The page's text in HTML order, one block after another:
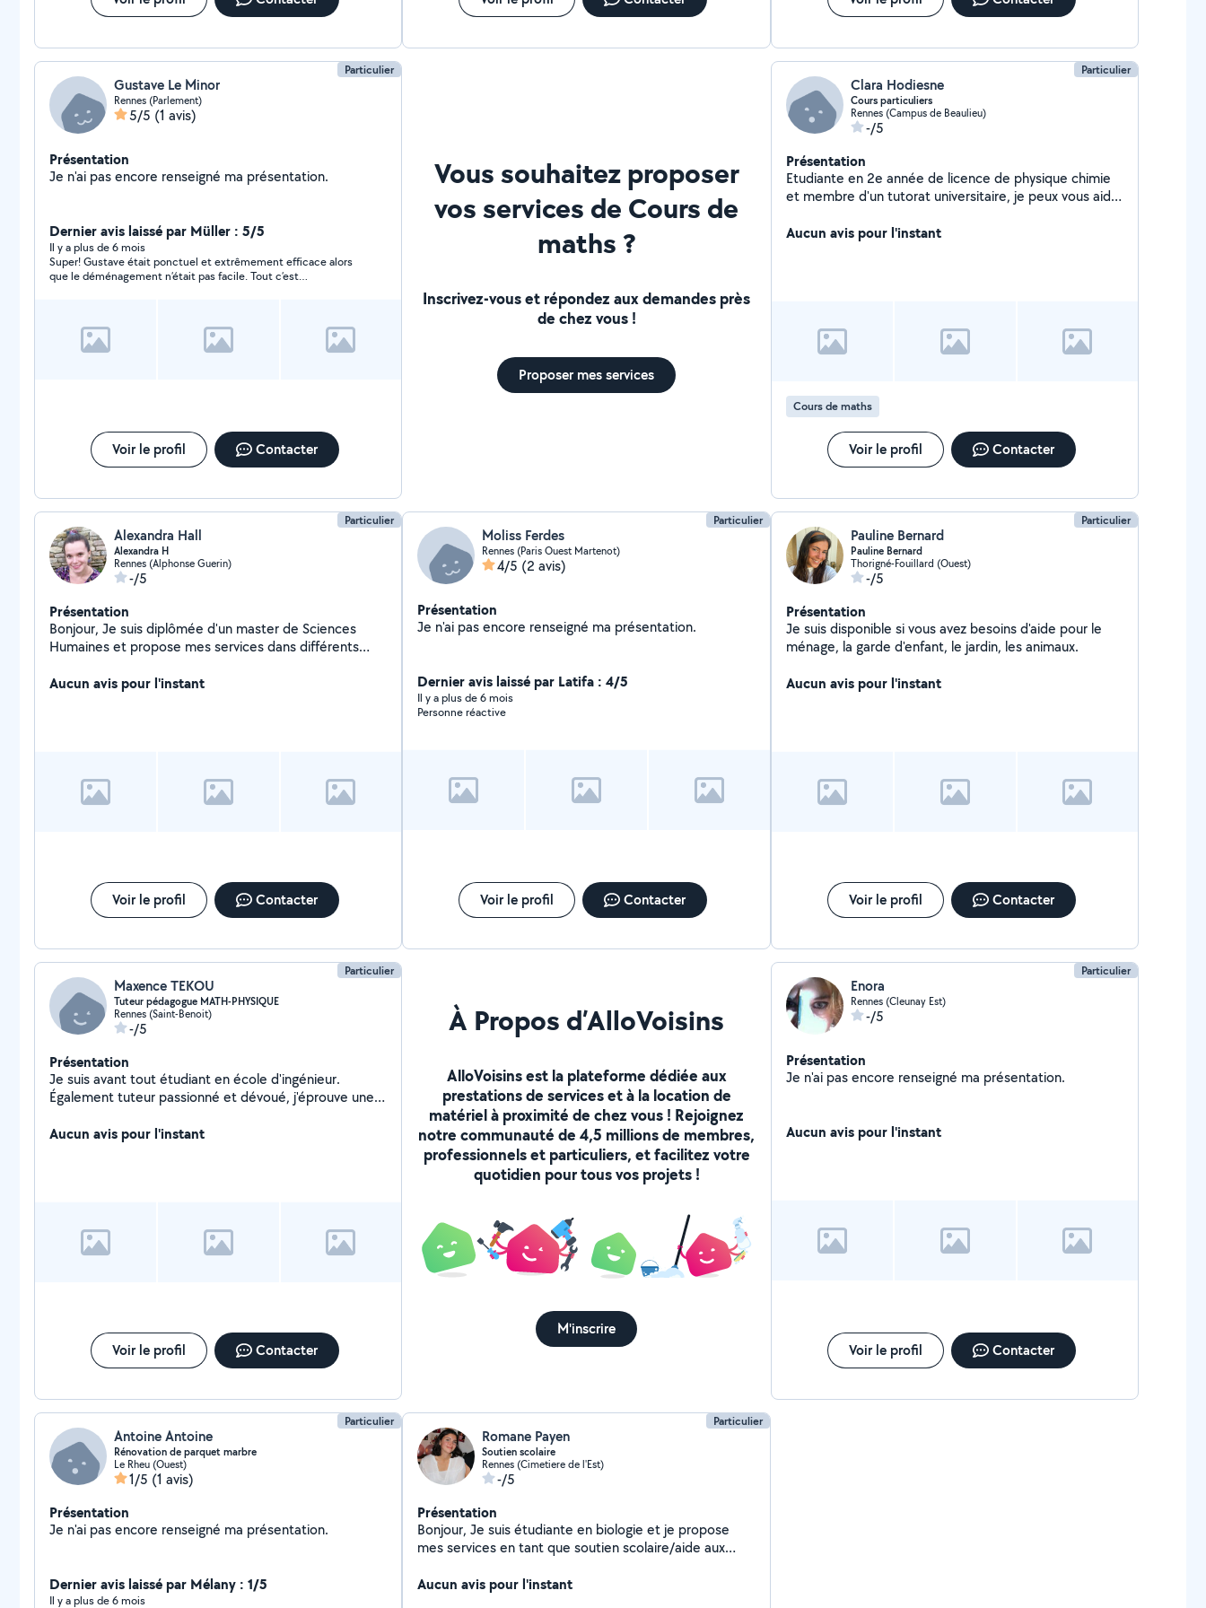
Master en Environnement). N'hésitez pas à me
Mlle F.
Particulier
Gustave Le Minor
Rennes (Parlement)
5/5 (1 avis)
Présentation
Je n'ai pas encore renseigné ma présentation.
Dernier avis laissé par Müller : 5/5
Il y a plus de 6 mois
Super! Gustave était ponctuel et extrêmement efficace alors
que le déménagement n’était pas facile. Tout c’est
Voir le profil Contacter
Vous souhaitez proposer
vos services de Cours de
maths ?
Inscrivez-vous et répondez aux demandes près
de chez vous !
Proposer mes services
Particulier
Clara Hodiesne
Cours particuliers
Rennes (Campus de Beaulieu)
-/5
Présentation
Etudiante en 2e année de licence de physique chimie
et membre d'un tutorat universitaire, je peux vous aider
Chimie.
Aucun avis pour l'instant
Cours de maths
Voir le profil Contacter
Particulier
Alexandra Hall
Alexandra H
Rennes (Alphonse Guerin)
-/5
Présentation
Bonjour, Je suis diplômée d'un master de Sciences
Humaines et propose mes services dans différents
ou de la garde d'animaux.
Aucun avis pour l'instant
Voir le profil Contacter
Particulier
Moliss Ferdes
Rennes (Paris Ouest Martenot)
4/5 (2 avis)
Présentation
Je n'ai pas encore renseigné ma présentation.
Dernier avis laissé par Latifa : 4/5
Il y a plus de 6 mois
Personne réactive
Voir le profil Contacter
Particulier
Pauline Bernard
Pauline Bernard
Thorigné-Fouillard (Ouest)
-/5
Présentation
Je suis disponible si vous avez besoins d'aide pour le
ménage, la garde d'enfant, le jardin, les animaux.
Aucun avis pour l'instant
Voir le profil Contacter
Particulier
Maxence TEKOU
Tuteur pédagogue MATH-PHYSIQUE
Rennes (Saint-Benoit)
-/5
Présentation
Je suis avant tout étudiant en école d'ingénieur.
Également tuteur passionné et dévoué, j'éprouve une
en 1ère année d'université)vers la réussite. Ma capacité
Aucun avis pour l'instant
Voir le profil Contacter
À Propos d’AlloVoisins
AlloVoisins est la plateforme dédiée aux
prestations de services et à la location de
matériel à proximité de chez vous ! Rejoignez
notre communauté de 4,5 millions de membres,
professionnels et particuliers, et facilitez votre
quotidien pour tous vos projets !
M'inscrire
Particulier
Enora
Rennes (Cleunay Est)
-/5
Présentation
Je n'ai pas encore renseigné ma présentation.
Aucun avis pour l'instant
Voir le profil Contacter
Particulier
Antoine Antoine
Rénovation de parquet marbre
Le Rheu (Ouest)
1/5 (1 avis)
Présentation
Je n'ai pas encore renseigné ma présentation.
Dernier avis laissé par Mélany : 1/5
Il y a plus de 6 mois
Particulier
Romane Payen
Soutien scolaire
Rennes (Cimetiere de l'Est)
-/5
Présentation
Bonjour, Je suis étudiante en biologie et je propose
mes services en tant que soutien scolaire/aide aux
scientifiques (mathématiques/SVT/physique/chimie)
Aucun avis pour l'instant